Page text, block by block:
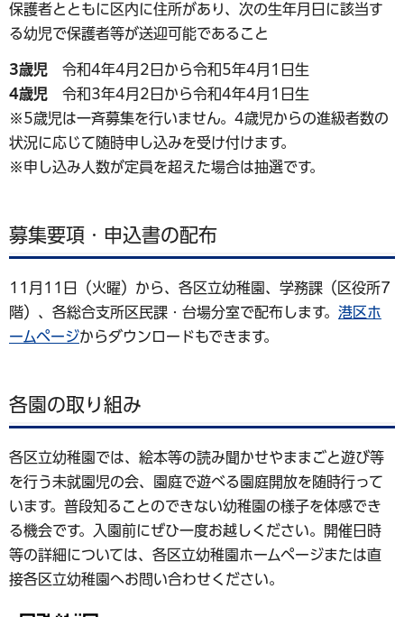
保護者とともに区内に住所があり、次の生年月日に該当す
る幼児で保護者等が送迎可能であること
3歳児 令和4年4月2日から令和5年4月1日生
4歳児 令和3年4月2日から令和4年4月1日生
※5歳児は一斉募集を行いません。4歳児からの進級者数の
状況に応じて随時申し込みを受け付けます。
※申し込み人数が定員を超えた場合は抽選です。
募集要項・申込書の配布
11月11日（火曜）から、各区立幼稚園、学務課（区役所7
階）、各総合支所区民課・台場分室で配布します。 港区ホ
ームページからダウンロードもできます。
各園の取り組み
各区立幼稚園では、絵本等の読み聞かせやままごと遊び等
を行う未就園児の会、園庭で遊べる園庭開放を随時行って
います。普段知ることのできない幼稚園の様子を体感でき
る機会です。入園前にぜひ一度お越しください。開催日時
等の詳細については、各区立幼稚園ホームページまたは直
接各区立幼稚園へお問い合わせください。